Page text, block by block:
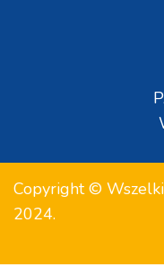
Copyright ©
2024.